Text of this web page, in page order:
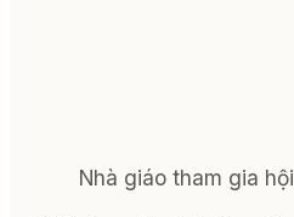
Nhà giáo tham gia